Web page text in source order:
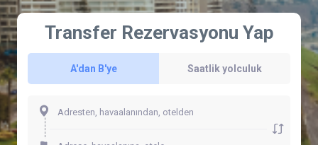
Transfer Rezervasyonu Yap
A'dan B'ye Saatlik yolculuk